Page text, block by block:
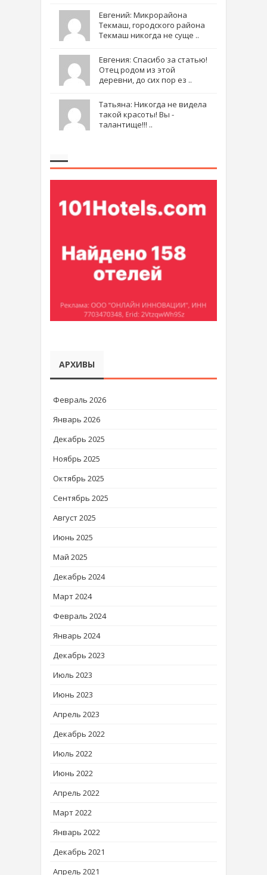
Евгений: Микрорайона
Текмаш, городского района
Текмаш никогда не суще ..
Евгения: Спасибо за статью!
Отец родом из этой
деревни, до сих пор ез ..
Татьяна: Никогда не видела
такой красоты! Вы -
талантище!!! ..
АРХИВЫ
Февраль 2026
Январь 2026
Декабрь 2025
Ноябрь 2025
Октябрь 2025
Сентябрь 2025
Август 2025
Июнь 2025
Май 2025
Декабрь 2024
Март 2024
Февраль 2024
Январь 2024
Декабрь 2023
Июль 2023
Июнь 2023
Апрель 2023
Декабрь 2022
Июль 2022
Июнь 2022
Апрель 2022
Март 2022
Январь 2022
Декабрь 2021
Апрель 2021